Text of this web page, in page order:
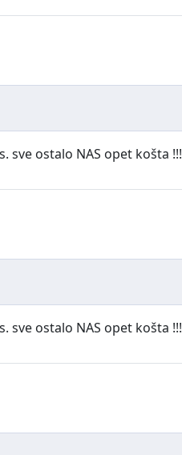
sve ostalo NAS opet košta !!!
sve ostalo NAS opet košta !!!